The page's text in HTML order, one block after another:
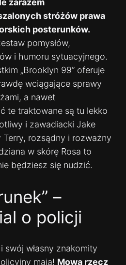
zarazem
stróżów prawa
posterunków.
pomysłów,
i humoru sytuacyjnego.
„Brooklyn 99” oferuje
wciągające sprawy
a nawet
te traktowane są tu lekko
i zawadiacki Jake
Terry, rozsądny i rozważny
w skórę Rosa to
będziesz się nudzić.
–
o policji
swój własny znakomity
mają! Mowa rzecz